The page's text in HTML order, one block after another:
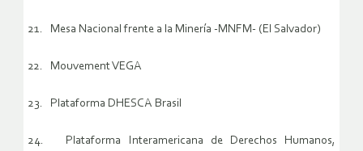
21. Mesa Nacional frente a la Minería -MNFM- (El Salvador)
22. Mouvement VEGA
23. Plataforma DHESCA Brasil
24. Plataforma Interamericana de Derechos Humanos,